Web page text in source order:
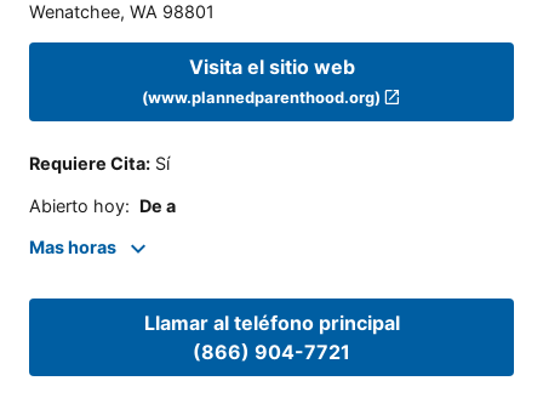
Wenatchee, WA 98801
Visita el sitio web
(www.plannedparenthood.org)
Requiere Cita: Sí
Abierto hoy: De a
Mas horas
Llamar al teléfono principal
(866) 904-7721